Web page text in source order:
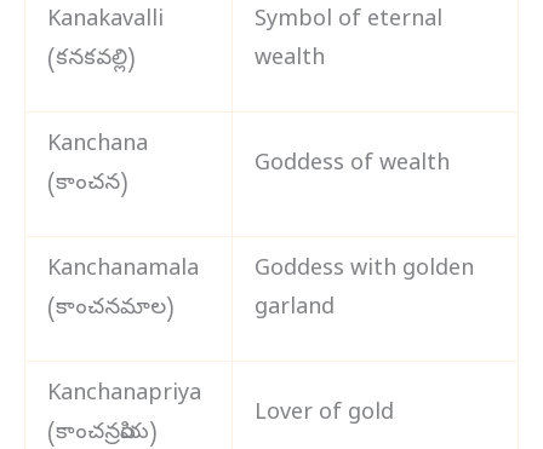
Kanakavalli
(కనకవల్లి)
Symbol of eternal
wealth
Kanchana
(కాంచన)
Goddess of wealth
Kanchanamala
(కాంచనమాల)
Goddess with golden
garland
Kanchanapriya
(కాంచనప్రియ)
Lover of gold